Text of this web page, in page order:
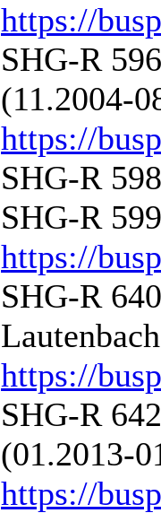
https://
SHG-R
(11.2004-
https://
SHG-R
SHG-R
https://
SHG-R
https://
SHG-R
(01.2013-
https://